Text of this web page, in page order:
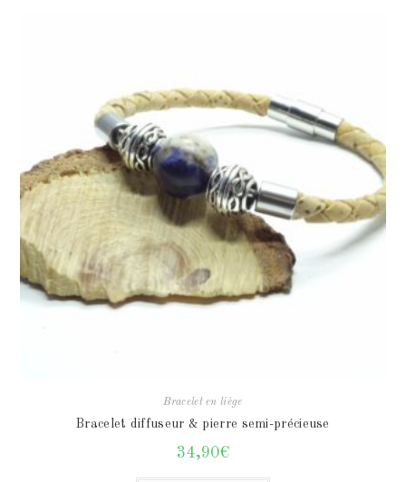
Bracelet en liège
Bracelet diffuseur & pierre semi-précieuse
34,90€